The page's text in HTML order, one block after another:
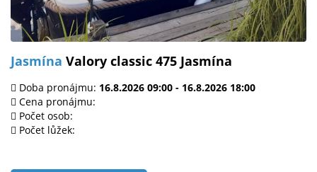
Jasmína Valory classic 475 Jasmína
Doba pronájmu: 16.8.2026 09:00 - 16.8.2026 18:00
Cena pronájmu:
Počet osob:
Počet lůžek: